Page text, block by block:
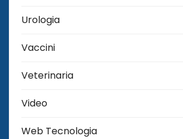
Urologia
Vaccini
Veterinaria
Video
Web Tecnologia